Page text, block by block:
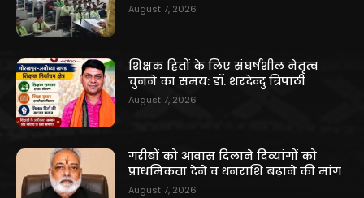
August 7, 2026
शिक्षक हितों के लिए संघर्षशील नेतृत्व
चुनने का समय: डॉ. शरदेन्दु त्रिपाठी
August 7, 2026
गरीबों को आवास दिलाने दिव्यांगों को
प्राथमिकता देने व धनराशि बढ़ाने की मांग
August 7, 2026